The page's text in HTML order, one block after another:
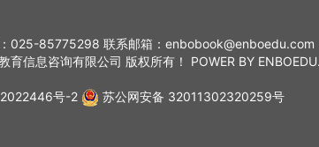
025-85775298 联系邮箱：enbobook@enboedu.com
育信息咨询有限公司 版权所有！ POWER BY
号-2 苏公网安备 32011302320259号